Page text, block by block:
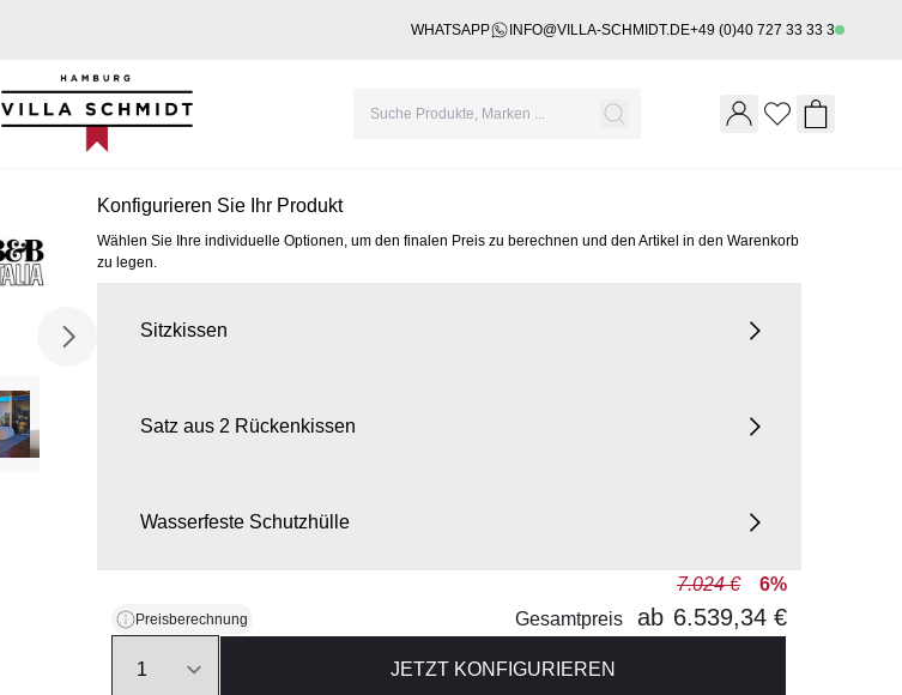
WHATSAPP INFO@VILLA-SCHMIDT.DE+49 (0)40 727 33 33 3
Villa Schmidt
Wishlist
Konfigurieren Sie Ihr Produkt
Wählen Sie Ihre individuelle Optionen, um den finalen Preis zu berechnen und den Artikel in den Warenkorb
zu legen.
Sitzkissen
Satz aus 2 Rückenkissen
Wasserfeste Schutzhülle
Preisberechnung
7.024 €
6%
Gesamtpreis
ab 6.539,34 €
JETZT KONFIGURIEREN